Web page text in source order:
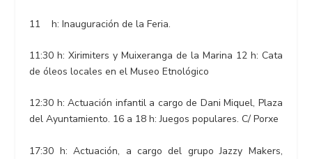
11 h: Inauguración de la Feria.
11:30 h: Xirimiters y Muixeranga de la Marina 12 h: Cata
de óleos locales en el Museo Etnológico
12:30 h: Actuación infantil a cargo de Dani Miquel, Plaza
del Ayuntamiento. 16 a 18 h: Juegos populares. C/ Porxe
17:30 h: Actuación, a cargo del grupo Jazzy Makers,